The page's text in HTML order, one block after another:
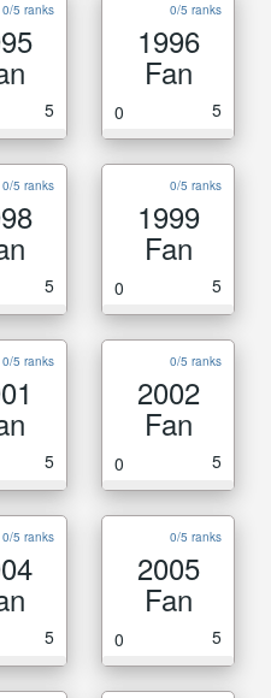
0/5 ranks
5
0/5 ranks
1996
Fan
0 5
0/5 ranks
5
0/5 ranks
1999
Fan
0 5
0/5 ranks
5
0/5 ranks
2002
Fan
0 5
0/5 ranks
5
0/5 ranks
2005
Fan
0 5